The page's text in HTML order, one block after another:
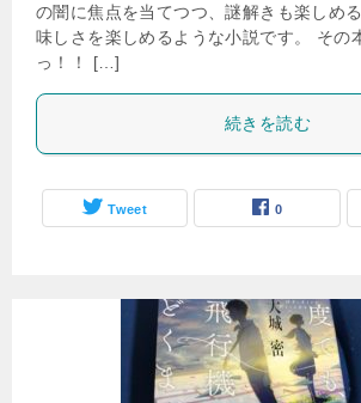
の闇に焦点を当てつつ、謎解きも楽しめ
味しさを楽しめるような小説です。 その
っ！！ […]
続きを読む
Tweet 0